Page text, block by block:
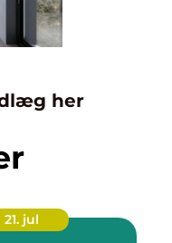
her
21. jul